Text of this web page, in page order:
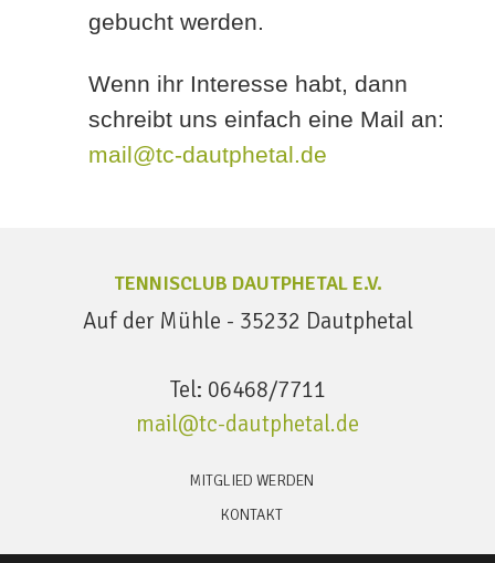
gebucht werden.
Wenn ihr Interesse habt, dann
schreibt uns einfach eine Mail an:
mail@tc-dautphetal.de
TENNISCLUB DAUTPHETAL E.V.
Auf der Mühle - 35232 Dautphetal
Tel: 06468/7711
mail@tc-dautphetal.de
MITGLIED WERDEN
KONTAKT